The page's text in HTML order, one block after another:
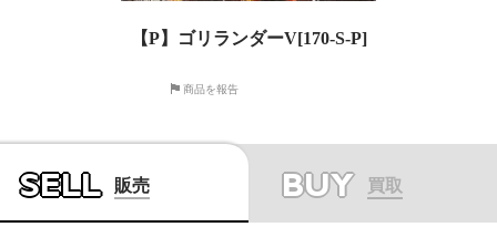
【P】ゴリランダーV[170-S-P]
商品を報告
SELL 販売 BUY 買取